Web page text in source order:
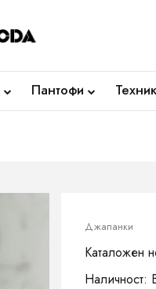
Пантофи
Джапанки
Каталожен
Наличност: